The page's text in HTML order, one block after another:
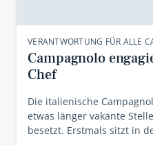
VERANTWORTUNG FÜR ALLE
Campagnolo
Chef
Die italienische
etwas länger vakante
besetzt. Erstmals sitzt in